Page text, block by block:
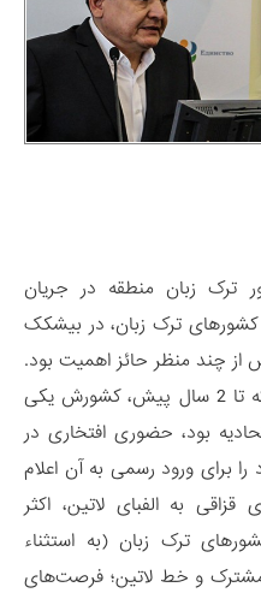
سال جاری، 6 کشور ترک زبان منطقه در جریان
ترک زبان، در بیشکک
از چند منظر حائز اهمیت بود.
رئیس جمهوری پیشین ازبکستان که تا 2 سال پیش، کشورش یکی
بود، حضوری افتخاری در
برای ورود رسمی به آن اعلام
به الفبای لاتین، اکثر
ترک زبان (به استثناء
مشترک و خط لاتین؛ فرصت‌های